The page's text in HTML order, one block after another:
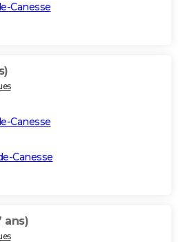
Canesse
Canesse
Canesse
ans)